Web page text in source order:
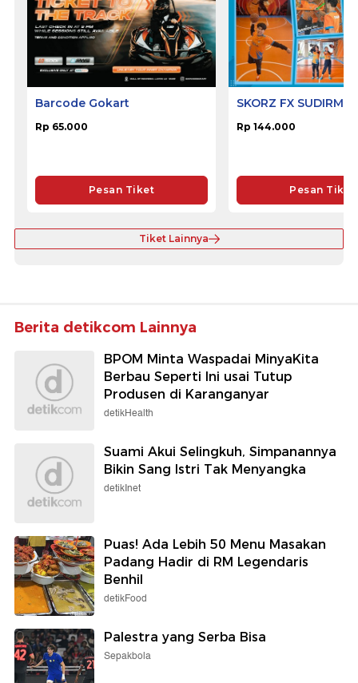
Barcode Gokart
Rp 65.000
Pesan Tiket
SKORZ FX
Rp 144.000
Pesan Tiket
Tiket Lainnya
Berita detikcom Lainnya
BPOM Minta Waspadai MinyaKita
Berbau Seperti Ini usai Tutup
Produsen di Karanganyar
detikHealth
Suami Akui Selingkuh, Simpanannya
Bikin Sang Istri Tak Menyangka
detikInet
Puas! Ada Lebih 50 Menu Masakan
Padang Hadir di RM Legendaris
Benhil
detikFood
Palestra yang Serba Bisa
Sepakbola